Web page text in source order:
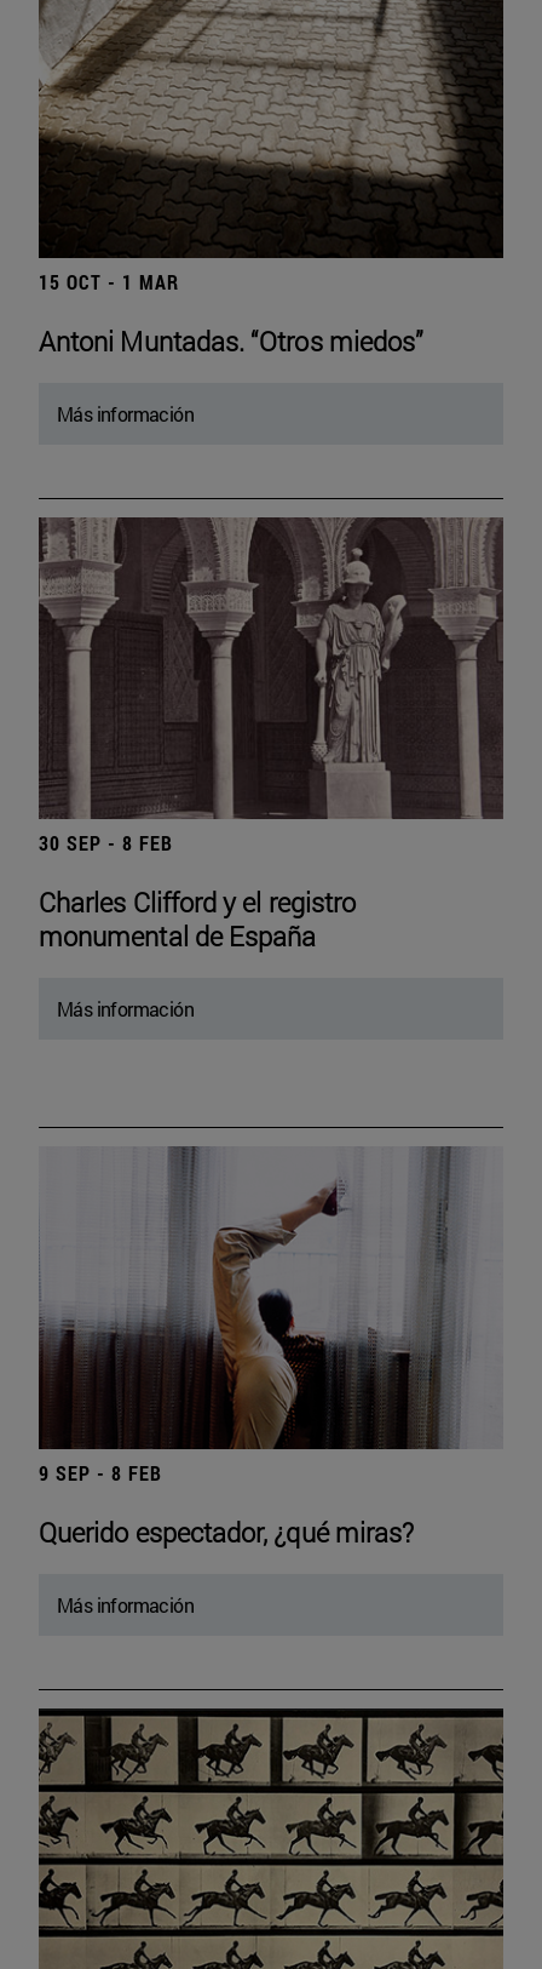
15 OCT - 1 MAR
Antoni Muntadas. “Otros miedos”
Más información
30 SEP - 8 FEB
Charles Clifford y el registro
monumental de España
Más información
9 SEP - 8 FEB
Querido espectador, ¿qué miras?
Más información